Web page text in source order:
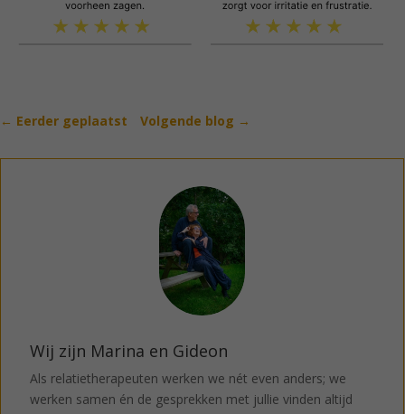
← Eerder geplaatst Volgende blog →
Wij zijn Marina en Gideon
Als relatietherapeuten werken we nét even anders; we
werken samen én de gesprekken met jullie vinden altijd